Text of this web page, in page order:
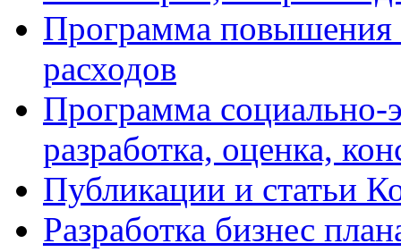
Программа
расходов
Программа социально-
разработка, оценка,
Публикации и статьи
Разработка бизнес